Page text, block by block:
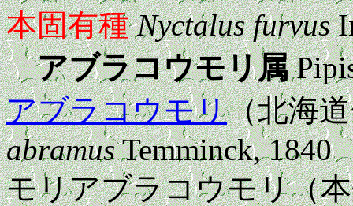
本固有種 Nyctalus furvus
アブラコウモリ属
アブラコウモリ（北海
abramusTemminck, 1840
モリアブラコウモリ（